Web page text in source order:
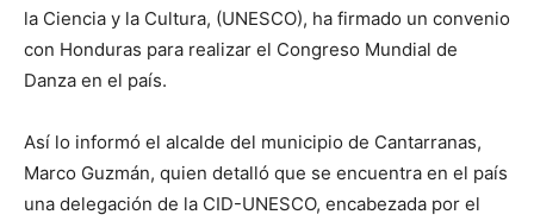
la Ciencia y la Cultura, (UNESCO), ha firmado un convenio
con Honduras para realizar el Congreso Mundial de
Danza en el país.
Así lo informó el alcalde del municipio de Cantarranas,
Marco Guzmán, quien detalló que se encuentra en el país
una delegación de la CID-UNESCO, encabezada por el